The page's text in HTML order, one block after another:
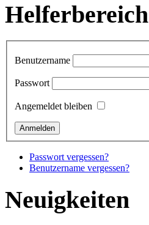
Helferbereich
Benutzername
Passwort
Angemeldet bleiben
Passwort vergessen?
Benutzername vergessen?
Neuigkeiten